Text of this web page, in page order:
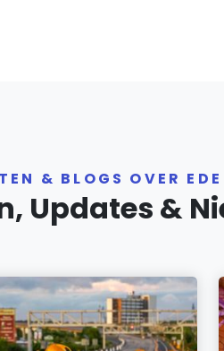
& BLOGS OVER EDE
Updates &